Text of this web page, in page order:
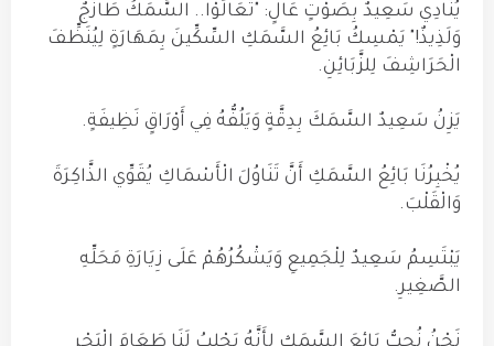
يُنَادِي سَعِيدٌ بِصَوْتٍ عَالٍ: "تَعَالَوْا.. السَّمَكُ طَازَجٌ
وَلَذِيذٌ!" يَمْسِكُ بَائِعُ السَّمَكِ السِّكِّينَ بِمَهَارَةٍ لِيُنَظِّفَ
الْحَرَاشِفَ لِلزَّبَائِنِ.
يَزِنُ سَعِيدٌ السَّمَكَ بِدِقَّةٍ وَيَلُفُّهُ فِي أَوْرَاقٍ نَظِيفَةٍ.
يُخْبِرُنَا بَائِعُ السَّمَكِ أَنَّ تَنَاوُلَ الْأَسْمَاكِ يُقَوِّي الذَّاكِرَةَ
وَالْقَلْبَ.
يَبْتَسِمُ سَعِيدٌ لِلْجَمِيعِ وَيَشْكُرُهُمْ عَلَى زِيَارَةِ مَحَلِّهِ
الصَّغِيرِ.